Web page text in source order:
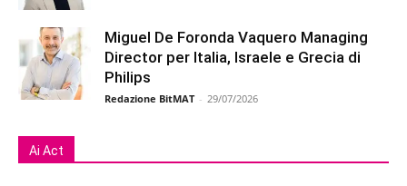
Miguel De Foronda Vaquero Managing
Director per Italia, Israele e Grecia di
Philips
Redazione BitMAT - 29/07/2026
Ai Act